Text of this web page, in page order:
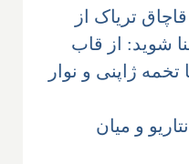
تریاک از
شوید: از قاب
ژاپنی و نوار
و میان